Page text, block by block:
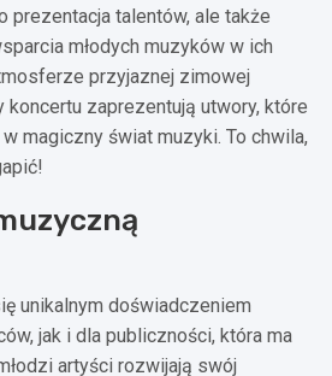
prezentacja talentów, ale także
młodych muzyków w ich
przyjaznej zimowej
zaprezentują utwory, które
magiczny świat muzyki. To chwila,
unikalnym doświadczeniem
jak i dla publiczności, która ma
artyści rozwijają swój